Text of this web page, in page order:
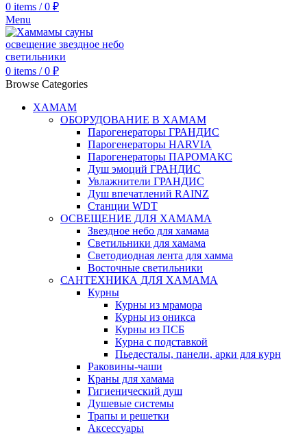
0 items / 0 ₽
Menu
0 items / 0 ₽
Browse Categories
ХАМАМ
ОБОРУДОВАНИЕ В ХАМАМ
Парогенераторы ГРАНДИС
Парогенераторы HARVIA
Парогенераторы ПАРОМАКС
Душ эмоций ГРАНДИС
Увлажнители ГРАНДИС
Душ впечатлений RAINZ
Станции WDT
ОСВЕЩЕНИЕ ДЛЯ ХАМАМА
Звездное небо для хамама
Светильники для хамама
Светодиодная лента для хамма
Восточные светильники
САНТЕХНИКА ДЛЯ ХАМАМА
Курны
Курны из мрамора
Курны из оникса
Курны из ПСБ
Курна с подставкой
Пьедесталы, панели, арки для курн
Раковины-чаши
Краны для хамама
Гигиенический душ
Душевые системы
Трапы и решетки
Аксессуары